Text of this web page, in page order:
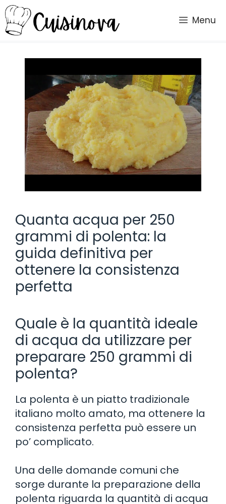
Vai
al
contenuto
Menu
Quanta acqua per 250
grammi di polenta: la
guida definitiva per
ottenere la consistenza
perfetta
Quale è la quantità ideale
di acqua da utilizzare per
preparare 250 grammi di
polenta?
La polenta è un piatto tradizionale
italiano molto amato, ma ottenere la
consistenza perfetta può essere un
po’ complicato.
Una delle domande comuni che
sorge durante la preparazione della
polenta riguarda la quantità di acqua